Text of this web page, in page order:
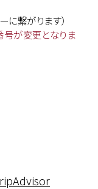
に繋がります）
号が変更となりま